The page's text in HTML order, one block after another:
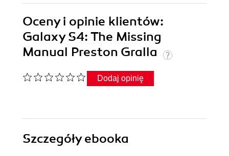
Oceny i opinie klientów:
Galaxy S4: The Missing
Manual Preston Gralla
Dodaj opinię
Szczegółyebooka